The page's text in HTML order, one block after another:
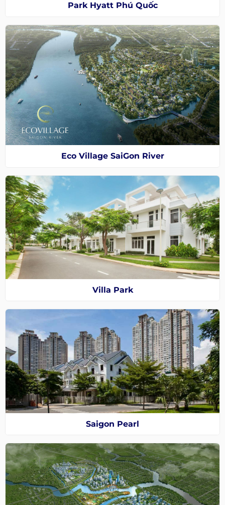
Park Hyatt Phú Quốc
Eco Village SaiGon River
Villa Park
Saigon Pearl